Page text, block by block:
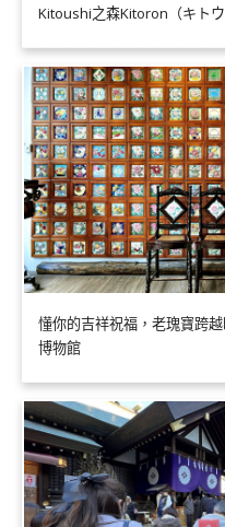
Kitoushi之森Kitoron（キトウ
懂你的吉祥祝福，老瑰寶跨
博物館